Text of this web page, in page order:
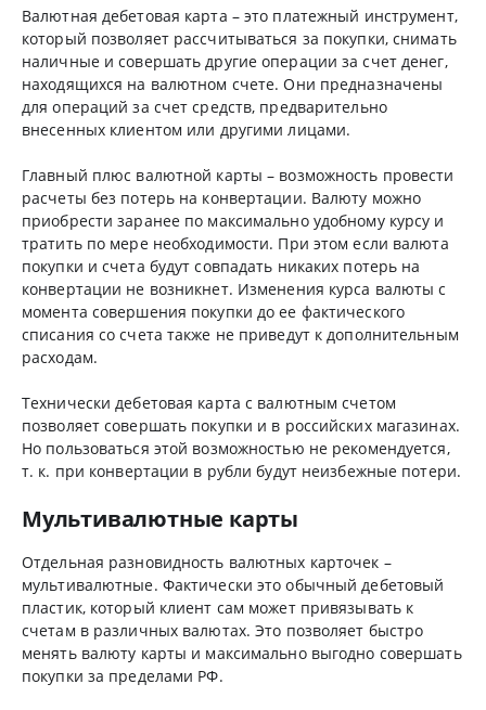
Валютная дебетовая карта – это платежный инструмент,
который позволяет рассчитываться за покупки, снимать
наличные и совершать другие операции за счет денег,
находящихся на валютном счете. Они предназначены
для операций за счет средств, предварительно
внесенных клиентом или другими лицами.
Главный плюс валютной карты – возможность провести
расчеты без потерь на конвертации. Валюту можно
приобрести заранее по максимально удобному курсу и
тратить по мере необходимости. При этом если валюта
покупки и счета будут совпадать никаких потерь на
конвертации не возникнет. Изменения курса валюты с
момента совершения покупки до ее фактического
списания со счета также не приведут к дополнительным
расходам.
Технически дебетовая карта с валютным счетом
позволяет совершать покупки и в российских магазинах.
Но пользоваться этой возможностью не рекомендуется,
т. к. при конвертации в рубли будут неизбежные потери.
Мультивалютные карты
Отдельная разновидность валютных карточек –
мультивалютные. Фактически это обычный дебетовый
пластик, который клиент сам может привязывать к
счетам в различных валютах. Это позволяет быстро
менять валюту карты и максимально выгодно совершать
покупки за пределами РФ.